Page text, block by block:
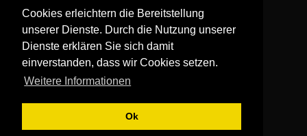
Cookies erleichtern die Bereitstellung
unserer Dienste. Durch die Nutzung unserer
Dienste erklären Sie sich damit
einverstanden, dass wir Cookies setzen.
Weitere Informationen
Ok
Feuerwehr Bad Schwartau-Rensefeld
Fünfhausen 3
23511 Bad Schwartau
Feuerwehr Groß Parin
Groß Parin 7a